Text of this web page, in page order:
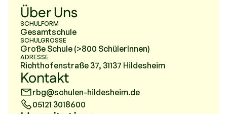
Über Uns
SCHULFORM
Gesamtschule
SCHULGRÖSSE
Große Schule (>800 SchülerInnen)
ADRESSE
Richthofenstraße 37, 31137 Hildesheim
Kontakt
rbg@schulen-hildesheim.de
05121 3018600